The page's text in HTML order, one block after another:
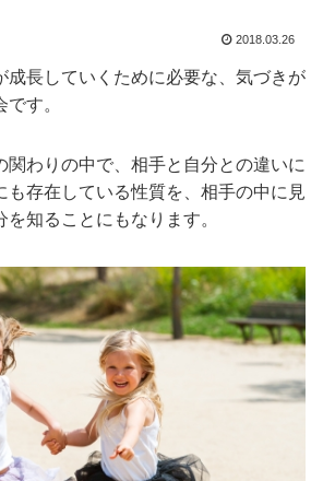
2018.03.26
成長していくために必要な、気づきが
す。
関わりの中で、相手と自分との違いに
も存在している性質を、相手の中に見
知ることにもなります。